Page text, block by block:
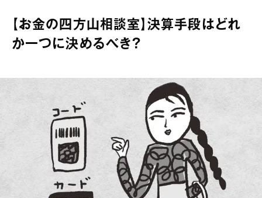
【お金の四方山相談室】決算手段はどれ
か一つに決めるべき？